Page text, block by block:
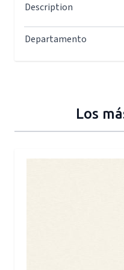
Description
Departamento
Los